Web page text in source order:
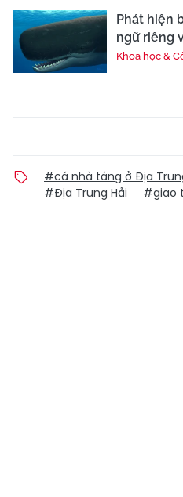
Phát hiện
ngữ riêng
Khoa học &
#cá nhà táng ở Địa
#Địa Trung Hải
#giao